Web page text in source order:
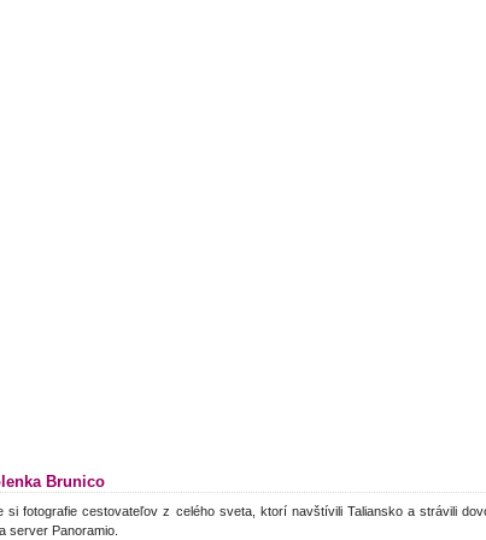
Brunico
si fotografie cestovateľov z celého sveta, ktorí navštívili Taliansko a strávili
server Panoramio.